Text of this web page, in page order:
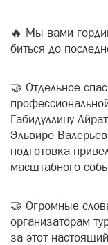
🔥 Мы вами
биться до
🤝 Отдельное
Габидуллину
Эльвире
подготовка
масштабного
🤝 Огромные
организаторам
за этот